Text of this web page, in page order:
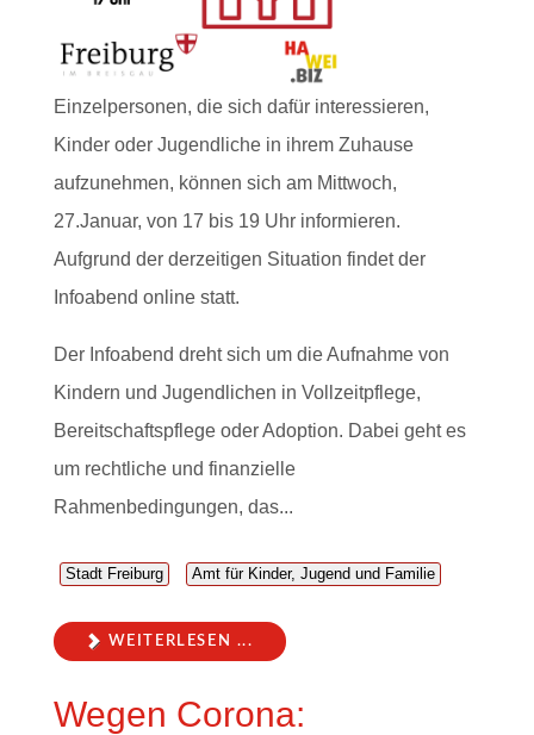
Einzelpersonen, die sich dafür interessieren,
Kinder oder Jugendliche in ihrem Zuhause
aufzunehmen, können sich am Mittwoch,
27.Januar, von 17 bis 19 Uhr informieren.
Aufgrund der derzeitigen Situation findet der
Infoabend online statt.
Der Infoabend dreht sich um die Aufnahme von
Kindern und Jugendlichen in Vollzeitpflege,
Bereitschaftspflege oder Adoption. Dabei geht es
um rechtliche und finanzielle
Rahmenbedingungen, das...
Stadt Freiburg Amt für Kinder, Jugend und Familie
WEITERLESEN ...
Wegen Corona: